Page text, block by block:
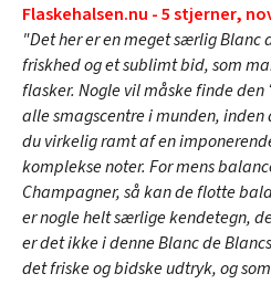
Flaskehalsen.nu - 5 stjerner,
"Det her er en meget særlig Blanc
friskhed og et sublimt bid, som
flasker. Nogle vil måske finde den
alle smagscentre i munden,
du virkelig ramt af en
komplekse noter. For mens
Champagner, så kan de flotte
er nogle helt særlige kendetegn,
er det ikke i denne Blanc de
det friske og bidske udtryk, og